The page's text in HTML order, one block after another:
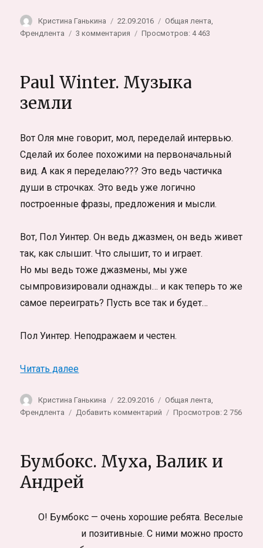
Автор
Кристина Ганькина Опубликовано
22.09.2016 Рубрики
Общая лента
Френдлента
3 комментария
игры
Просмотров: 4 463
Paul Winter. Музыка
земли
Вот Оля мне говорит, мол, переделай интервью.
Сделай их более похожими на первоначальный
вид. А как я переделаю??? Это ведь частичка
души в строчках. Это ведь уже логично
построенные фразы, предложения и мысли.
Вот, Пол Уинтер. Он ведь джазмен, он ведь живет
так, как слышит. Что слышит, то и играет.
Но мы ведь тоже джазмены, мы уже
сымпровизировали однажды… и как теперь то же
самое переиграть? Пусть все так и будет…
Пол Уинтер. Неподражаем и честен.
Читать далее«Paul Winter. Музыка земли»
Автор
Кристина Ганькина Опубликовано
22.09.2016 Рубрики
Общая лента
Френдлента
Добавить комментарий
Музыка
Просмотров: 2 756
Бумбокс. Муха, Валик и
Андрей
О! Бумбокс — очень хорошие ребята. Веселые
и позитивные. С ними можно просто